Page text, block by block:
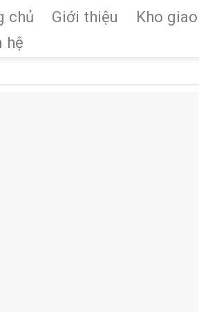
chủ Giới thiệu Kho
hệ